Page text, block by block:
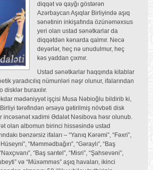
diqqət və qayğı göstərən
Azərbaycan Aşıqlar Birliyində aşıq
sənətinin inkişafında özünəməxsus
yeri olan ustad sənətkarlar da
diqqətdən kənarda qalmır. Necə
deyərlər, heç nə unudulmur, heç
kəs yaddan çıxmır.
Ustad sənətkarlar haqqında kitablar
yaradıcılıq nümunləri nəşr olunur, ifalarından
disklər buraxılır.
mədəniyyət işçisi Musa Nəbioğlu bildirib ki,
tərəfindən ərsəyə gətirilmiş növbəti disk
incəsənət xadimi Ədalət Nəsibova həsr olunub.
olan albomun birinci hissəsində ustad
bənzərsiz ifaları – “Yanıq Kərəmi”, “Fəxri”,
“Məmmədbağırı”, “Gəraylı”, “Baş
“Baş sarıtel”, “Misri”, “Şahsevəni”,
və “Müxəmməs” aşıq havaları, ikinci